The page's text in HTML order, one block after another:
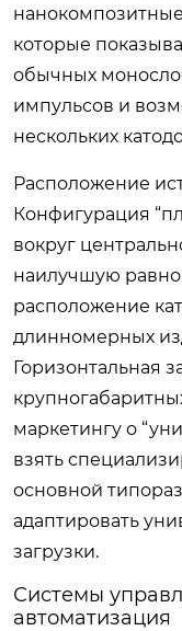
которые
обычных
импульсов и
нескольких
Расположение
Конфигурация
вокруг
наилучшую
расположение
длинномерных
Горизонтальная
маркетингу о
взять
основной
адаптировать
загрузки.
Системы
автоматизация